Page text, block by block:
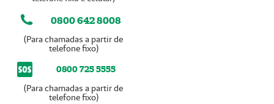
0800 642 8008
(Para chamadas a partir de
telefone fixo)
0800 725 5555
(Para chamadas a partir de
telefone fixo)